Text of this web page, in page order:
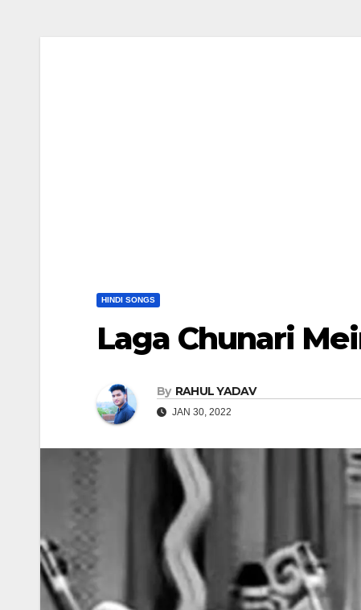
HINDI SONGS
Laga Chunari
By RAHUL YADAV
JAN 30, 2022